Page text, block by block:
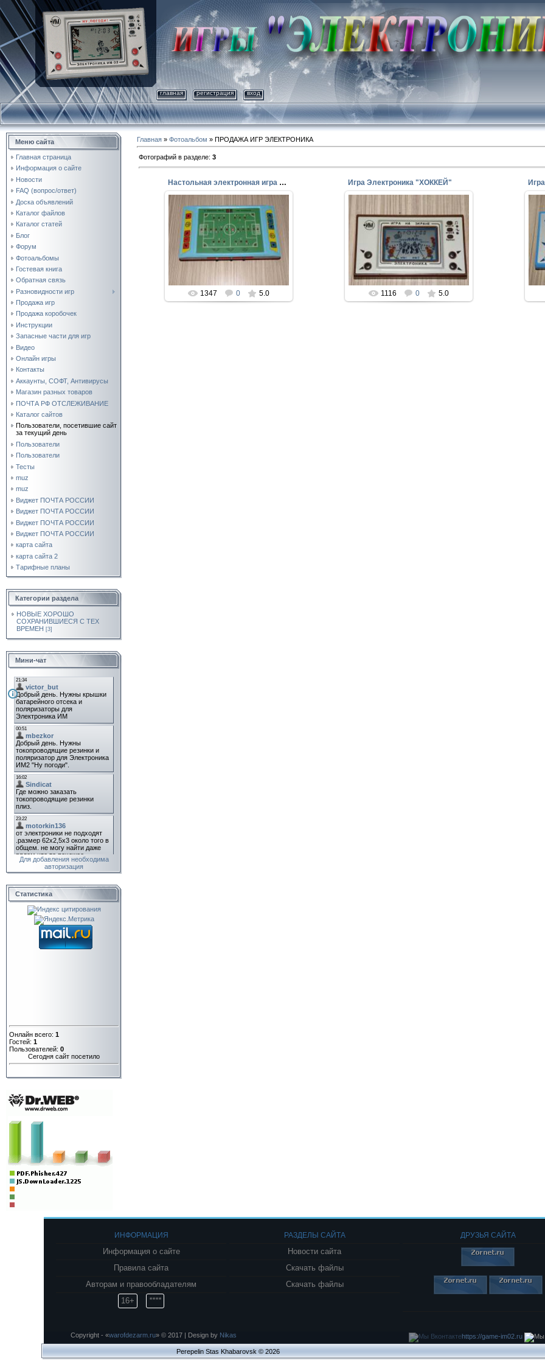
главная регистрация вход
Меню сайта
Главная страница
Информация о сайте
Новости
FAQ (вопрос/ответ)
Доска объявлений
Каталог файлов
Каталог статей
Блог
Форум
Фотоальбомы
Гостевая книга
Обратная связь
Разновидности игр
Продажа игр
Продажа коробочек
Инструкции
Запасные части для игр
Видео
Онлайн игры
Контакты
Аккаунты, СОФТ, Антивирусы
Магазин разных товаров
ПОЧТА РФ ОТСЛЕЖИВАНИЕ
Каталог сайтов
Пользователи, посетившие сайт
за текущий день
Пользователи
Пользователи
Тесты
muz
muz
Виджет ПОЧТА РОССИИ
Виджет ПОЧТА РОССИИ
Виджет ПОЧТА РОССИИ
Виджет ПОЧТА РОССИИ
карта сайта
карта сайта 2
Тарифные планы
Категории раздела
НОВЫЕ ХОРОШО
СОХРАНИВШИЕСЯ С ТЕХ
ВРЕМЕН [3]
Мини-чат
Для добавления необходима
авторизация
Статистика
Онлайн всего: 1
Гостей: 1
Пользователей: 0
Сегодня сайт посетило
Главная » Фотоальбом » ПРОДАЖА ИГР ЭЛЕКТРОНИКА
Фотографий в разделе: 3
Настольная электронная игра ИМ 37 «Футбол"
15.04.2014
Настольная электронная игра
«Футбол: Кубок чемпионов»
Сделана в 1991году, новая не
игранная.
Полностью ...
1347 0 5.0
Игра Электроника "ХОККЕЙ"
15.04.2014
Продам игру стоимость 2700
рублей.
Индикация полная, чёткий звук.
Вместе с игрой идут 2 новые
батарейки, короб...
perepelin
1116 0 5.0
ИНФОРМАЦИЯ РАЗДЕЛЫ САЙТА ДРУЗЬЯ САЙТА
Информация о сайте
Правила сайта
Авторам и правообладателям
16+
****
Новости сайта
Скачать файлы
Скачать файлы
Copyright - «warofdezarm.ru» © 2017 | Design by Nikas https://game-im02.ru
Perepelin Stas Khabarovsk © 2026